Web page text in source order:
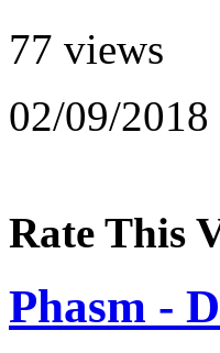
77 views
02/09/2018
Rate This
Phasm -